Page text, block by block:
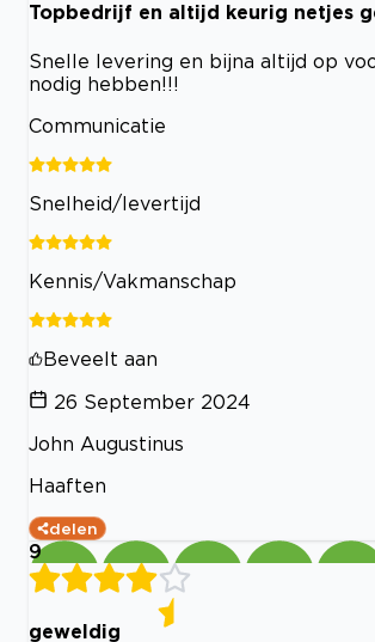
Topbedrijf en altijd keurig netjes
Snelle levering en bijna altijd op
nodig hebben!!!
Communicatie
Snelheid/levertijd
Kennis/Vakmanschap
Beveelt aan
26 September 2024
John Augustinus
Haaften
delen
9
geweldig